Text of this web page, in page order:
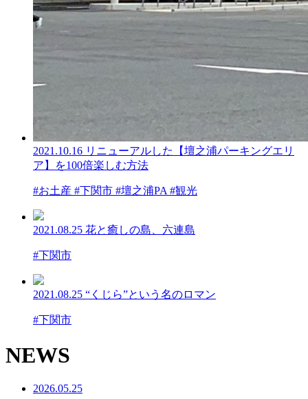
2021.10.16 リニューアルした【壇之浦パーキングエリ
ア】を100倍楽しむ方法
#お土産 #下関市 #壇之浦PA #観光
2021.08.25 花と癒しの島、六連島
#下関市
2021.08.25 “くじら”という名のロマン
#下関市
NEWS
2026.05.25